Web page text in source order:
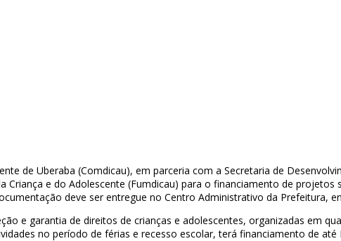
de Uberaba (Comdicau), em parceria com a Secretaria de
e do Adolescente (Fumdicau) para o financiamento de projetos
deve ser entregue no Centro Administrativo da Prefeitura,
e garantia de direitos de crianças e adolescentes, organizadas em
no período de férias e recesso escolar, terá financiamento de até